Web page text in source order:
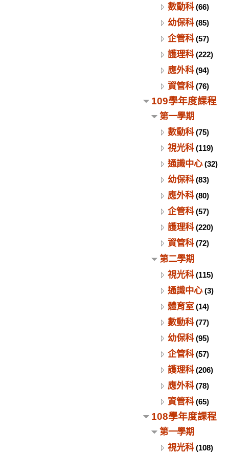
數動科(66)
幼保科(85)
企管科(57)
護理科(222)
應外科(94)
資管科(76)
109學年度課程
第一學期
數動科(75)
視光科(119)
通識中心(32)
幼保科(83)
應外科(80)
企管科(57)
護理科(220)
資管科(72)
第二學期
視光科(115)
通識中心(3)
體育室 (14)
數動科(77)
幼保科(95)
企管科(57)
護理科(206)
應外科(78)
資管科(65)
108學年度課程
第一學期
視光科(108)